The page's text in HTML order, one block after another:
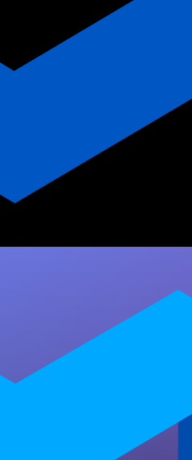
e Estratégias
do personal
termos técnicos,
e como a Millbody